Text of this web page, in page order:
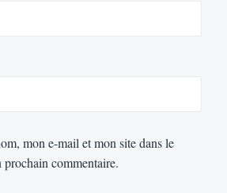
mon e-mail et mon site dans le
commentaire.